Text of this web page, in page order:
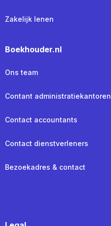
Zakelijk lenen
Boekhouder.nl
Ons team
Contant administratiekantoren
Contact accountants
Contact dienstverleners
Bezoekadres & contact